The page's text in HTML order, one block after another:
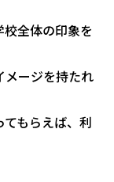
全体の印象を
メージを持たれ
もらえば、利